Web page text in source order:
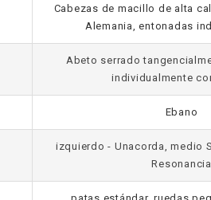
Cabezas de macillo de alta
Alemania, entonadas
Abeto serrado
individualmente
Ebano
izquierdo - Unacorda, medio
Resonancia